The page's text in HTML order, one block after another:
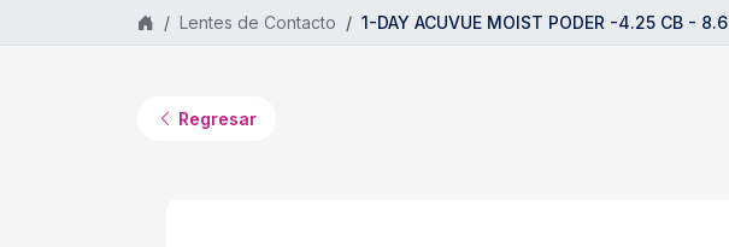
Saltar al contenido principalLentes de Contacto
1-DAY ACUVUE MOIST PODER -4.25 CB - 8.6
Regresar